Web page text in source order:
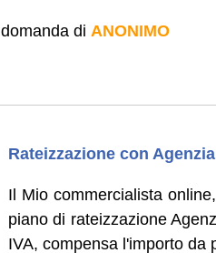
domanda di ANONIMO
Rateizzazione con
Il Mio commercialista
piano di rateizzazione
IVA, compensa l'importo da